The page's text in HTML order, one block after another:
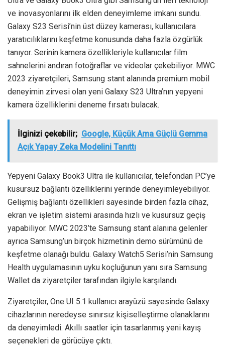
ve inovasyonlarını ilk elden deneyimleme imkanı sundu.
Galaxy S23 Serisi’nin üst düzey kamerası, kullanıcılara
yaratıcılıklarını keşfetme konusunda daha fazla özgürlük
tanıyor. Serinin kamera özellikleriyle kullanıcılar film
sahnelerini andıran fotoğraflar ve videolar çekebiliyor. MWC
2023 ziyaretçileri, Samsung stant alanında premium mobil
deneyimin zirvesi olan yeni Galaxy S23 Ultra’nın yepyeni
kamera özelliklerini deneme fırsatı bulacak.
İlginizi çekebilir; Google, Küçük Ama Güçlü Gemma
Açık Yapay Zeka Modelini Tanıttı
Yepyeni Galaxy Book3 Ultra ile kullanıcılar, telefondan PC’ye
kusursuz bağlantı özelliklerini yerinde deneyimleyebiliyor.
Gelişmiş bağlantı özellikleri sayesinde birden fazla cihaz,
ekran ve işletim sistemi arasında hızlı ve kusursuz geçiş
yapabiliyor. MWC 2023’te Samsung stant alanına gelenler
ayrıca Samsung’un birçok hizmetinin demo sürümünü de
keşfetme olanağı buldu. Galaxy Watch5 Serisi’nin Samsung
Health uygulamasının uyku koçluğunun yanı sıra Samsung
Wallet da ziyaretçiler tarafından ilgiyle karşılandı.
Ziyaretçiler, One UI 5.1 kullanıcı arayüzü sayesinde Galaxy
cihazlarının neredeyse sınırsız kişiselleştirme olanaklarını
da deneyimledi. Akıllı saatler için tasarlanmış yeni kayış
seçenekleri de görücüye çıktı.